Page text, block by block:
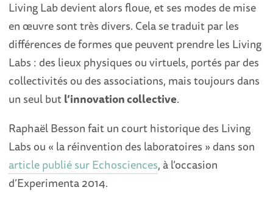
Living Lab devient alors floue, et ses modes de mise
en œuvre sont très divers. Cela se traduit par les
différences de formes que peuvent prendre les Living
Labs : des lieux physiques ou virtuels, portés par des
collectivités ou des associations, mais toujours dans
un seul butl’innovation collective.
Raphaël Besson fait un court historique des Living
Labs ou « la réinvention des laboratoires » dans son
article publié sur Echosciences, à l’occasion
d’Experimenta 2014.